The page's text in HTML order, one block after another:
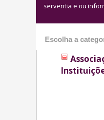
serventia e ou
Escolha a